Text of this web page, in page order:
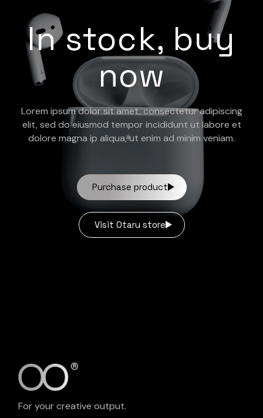
In stock, buy
now
Lorem ipsum dolor sit amet, consectetur adipiscing
elit, sed do eiusmod tempor incididunt ut labore et
dolore magna ip aliqua, ut enim ad minim veniam.
Purchase product
Visit Otaru store
For your creative output.